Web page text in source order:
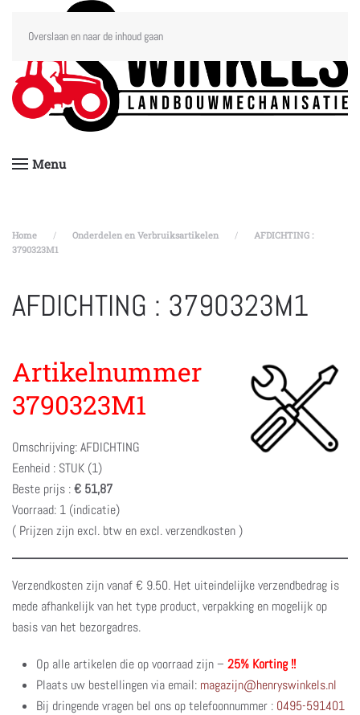
Overslaan en naar de inhoud gaan
Menu
Home Onderdelen en Verbruiksartikelen
AFDICHTING :
3790323M1
AFDICHTING : 3790323M1
Artikelnummer
3790323M1
Omschrijving: AFDICHTING
Eenheid : STUK (1)
Beste prijs :€ 51,87
Voorraad: 1 (indicatie)
( Prijzen zijn excl. btw en excl. verzendkosten )
Verzendkosten zijn vanaf € 9.50. Het uiteindelijke verzendbedrag is
mede afhankelijk van het type product, verpakking en mogelijk op
basis van het bezorgadres.
Op alle artikelen die op voorraad zijn – 25% Korting !!
Plaats uw bestellingen via email: magazijn@henryswinkels.nl
Bij dringende vragen bel ons op telefoonnummer : 0495-591401